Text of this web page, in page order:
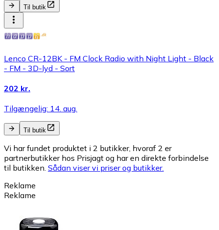
Til butik
Lenco CR-12BK - FM Clock Radio with Night Light - Black
- FM - 3D-lyd - Sort
202 kr.
Tilgængelig: 14. aug.
Til butik
Vi har fundet produktet i 2 butikker, hvoraf 2 er
partnerbutikker hos Prisjagt og har en direkte forbindelse
til butikken. Sådan viser vi priser og butikker.
Reklame
Reklame